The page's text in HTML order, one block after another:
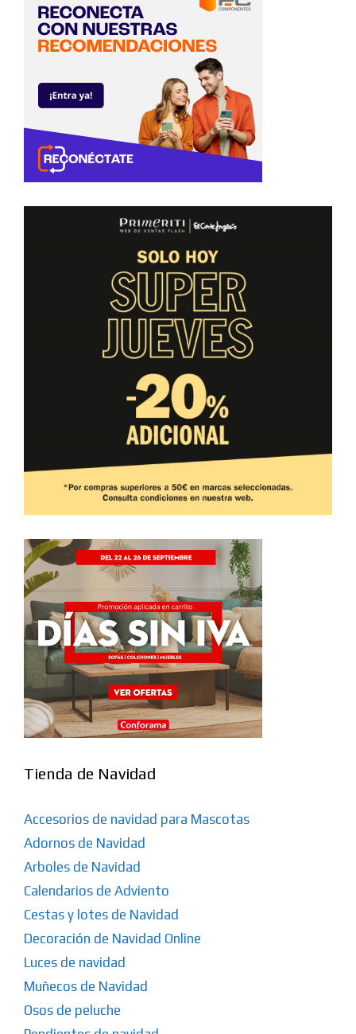
Tienda de Navidad
Accesorios de navidad para Mascotas
Adornos de Navidad
Arboles de Navidad
Calendarios de Adviento
Cestas y lotes de Navidad
Decoración de Navidad Online
Luces de navidad
Muñecos de Navidad
Osos de peluche